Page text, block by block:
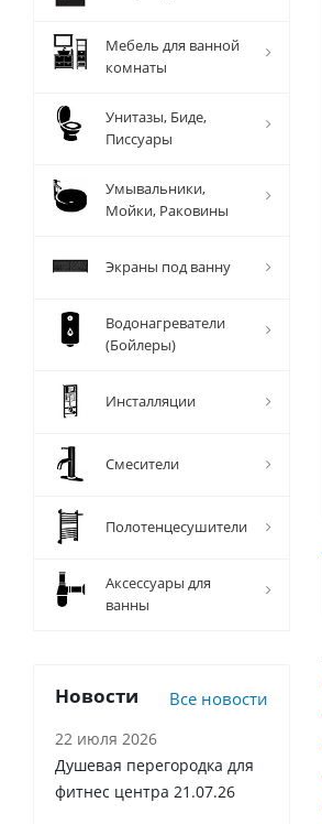
Мебель для ванной
комнаты
Унитазы, Биде,
Писсуары
Умывальники,
Мойки, Раковины
Экраны под ванну
Водонагреватели
(Бойлеры)
Инсталляции
Смесители
Полотенцесушители
Аксессуары для
ванны
Новости Все новости
22 июля 2026
Душевая перегородка для
фитнес центра 21.07.26